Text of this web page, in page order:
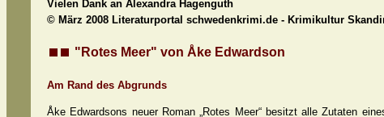
Vielen Dank an Alexandra Hagenguth
© März 2008 Literaturportal schwedenkrimi.de - Krimikultur
"Rotes Meer" von Åke Edwardson
Am Rand des Abgrunds
Åke Edwardsons neuer Roman „Rotes Meer“ besitzt alle Zutaten